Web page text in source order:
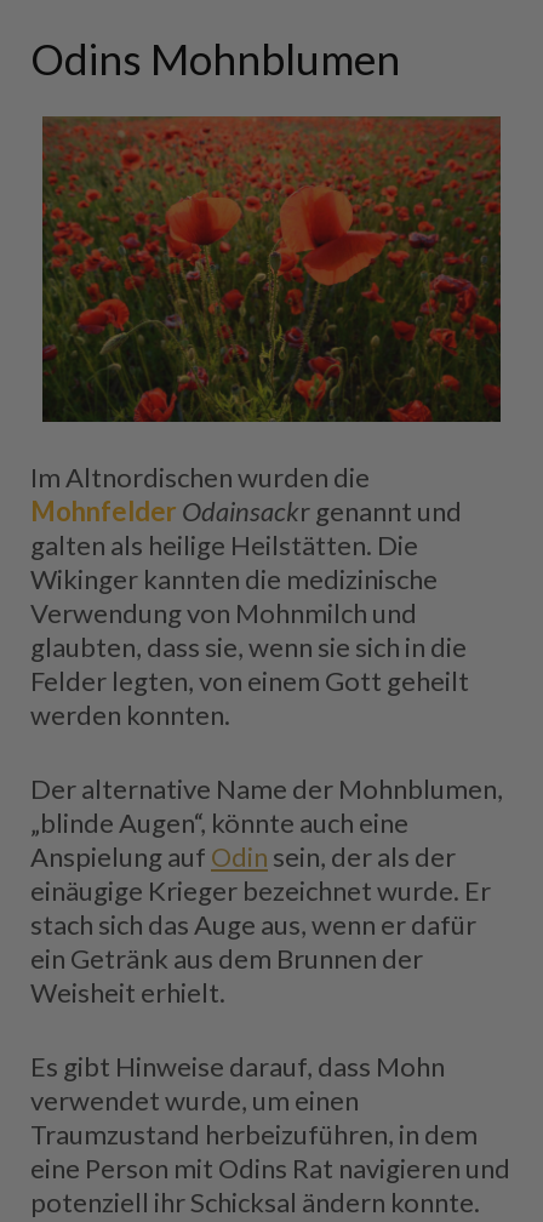
Odins Mohnblumen
Im Altnordischen wurden die
Mohnfelder Odainsackr genannt und
galten als heilige Heilstätten. Die
Wikinger kannten die medizinische
Verwendung von Mohnmilch und
glaubten, dass sie, wenn sie sich in die
Felder legten, von einem Gott geheilt
werden konnten.
Der alternative Name der Mohnblumen,
„blinde Augen“, könnte auch eine
Anspielung auf Odin sein, der als der
einäugige Krieger bezeichnet wurde. Er
stach sich das Auge aus, wenn er dafür
ein Getränk aus dem Brunnen der
Weisheit erhielt.
Es gibt Hinweise darauf, dass Mohn
verwendet wurde, um einen
Traumzustand herbeizuführen, in dem
eine Person mit Odins Rat navigieren und
potenziell ihr Schicksal ändern konnte.